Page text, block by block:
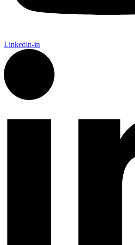
Linkedin-in